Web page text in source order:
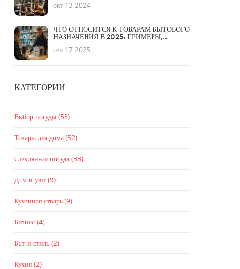
окт 13 2024
ЧТО ОТНОСИТСЯ К ТОВАРАМ БЫТОВОГО
НАЗНАЧЕНИЯ В 2025: ПРИМЕРЫ,
сен 17 2025
КАТЕГОРИИ
Выбор посуды (58)
Товары для дома (52)
Стеклянная посуда (33)
Дом и уют (9)
Кухонная утварь (9)
Бизнес (4)
Быт и стиль (2)
Кухня (2)